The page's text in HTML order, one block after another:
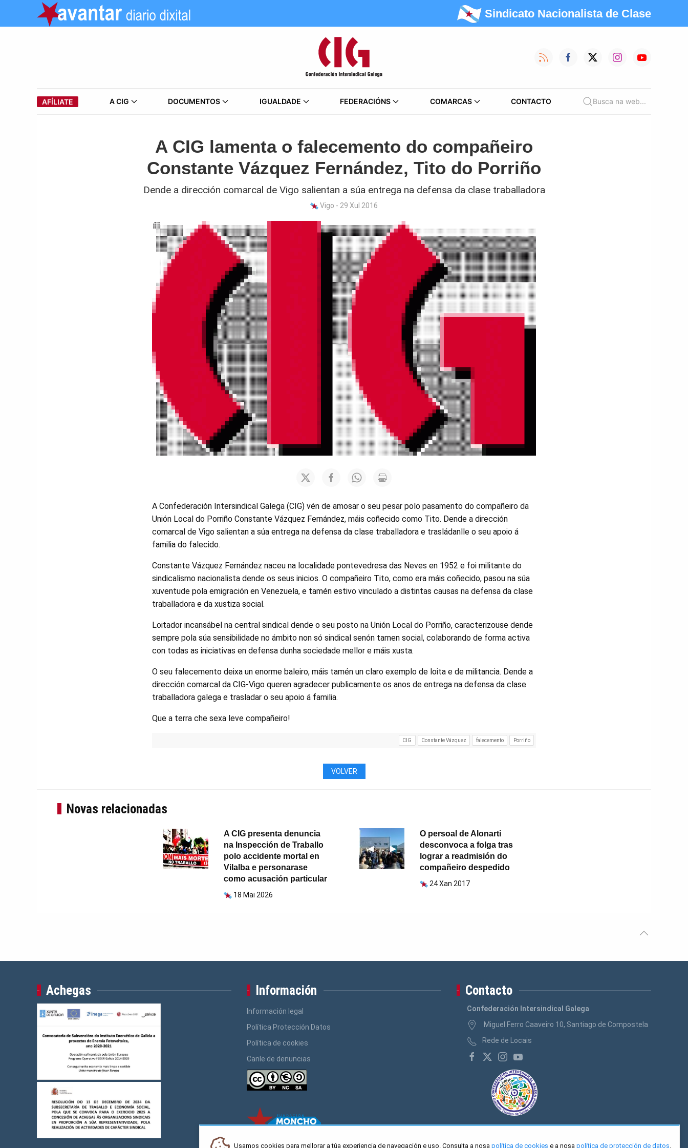
Sindicato Nacionalista de Clase
AFÍLIATE A CIG DOCUMENTOS IGUALDADE FEDERACIÓNS COMARCAS CONTACTO Busca na web...
A CIG lamenta o falecemento do compañeiro
Constante Vázquez Fernández, Tito do Porriño
Dende a dirección comarcal de Vigo salientan a súa entrega na defensa da clase traballadora
Vigo - 29 Xul 2016
A Confederación Intersindical Galega (CIG) vén de amosar o seu pesar polo pasamento do compañeiro da
Unión Local do Porriño Constante Vázquez Fernández, máis coñecido como Tito. Dende a dirección
comarcal de Vigo salientan a súa entrega na defensa da clase traballadora e trasládanlle o seu apoio á
familia do falecido.
Constante Vázquez Fernández naceu na localidade pontevedresa das Neves en 1952 e foi militante do
sindicalismo nacionalista dende os seus inicios. O compañeiro Tito, como era máis coñecido, pasou na súa
xuventude pola emigración en Venezuela, e tamén estivo vinculado a distintas causas na defensa da clase
traballadora e da xustiza social.
Loitador incansábel na central sindical dende o seu posto na Unión Local do Porriño, caracterizouse dende
sempre pola súa sensibilidade no ámbito non só sindical senón tamen social, colaborando de forma activa
con todas as iniciativas en defensa dunha sociedade mellor e máis xusta.
O seu falecemento deixa un enorme baleiro, máis tamén un claro exemplo de loita e de militancia. Dende a
dirección comarcal da CIG-Vigo queren agradecer publicamente os anos de entrega na defensa da clase
traballadora galega e trasladar o seu apoio á familia.
Que a terra che sexa leve compañeiro!
CIG Constante Vázquez falecemento Porriño
VOLVER
Novas relacionadas
A CIG presenta denuncia
na Inspección de Traballo
polo accidente mortal en
Vilalba e personarase
como acusación particular
18 Mai 2026
Anterior
◀︎ Seguinte
▶︎
O persoal de Alonarti
desconvoca a folga tras
lograr a readmisión do
compañeiro despedido
24 Xan 2017
Achegas Información
Información legal
Política Protección Datos
Política de cookies
Canle de denuncias
Contacto
Confederación Intersindical Galega
Miguel Ferro Caaveiro 10, Santiago de Compostela
Rede de Locais
Usamos cookies para mellorar a túa experiencia de navegación e uso. Consulta a nosa política de cookies e a nosa política de protección de datos.